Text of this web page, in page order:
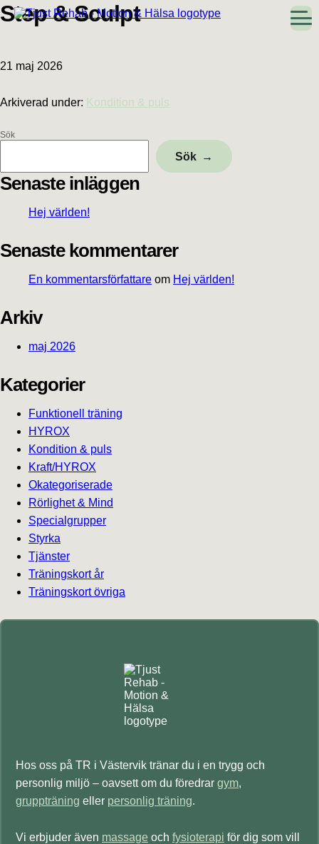
Hoppa
till
Hoppa
till
Hoppa
till
Hoppa
till
Step & Sculpt
21 maj 2026
Arkiverad under: Kondition & puls
Primärt
Sök
Sök
Senaste inläggen
Hej världen!
Senaste kommentarer
En kommentarsförfattare om Hej världen!
Arkiv
maj 2026
Kategorier
Funktionell träning
HYROX
Kondition & puls
Kraft/HYROX
Okategoriserade
Rörlighet & Mind
Specialgrupper
Styrka
Tjänster
Träningskort år
Träningskort övriga
Hos oss på TR i Västervik tränar du i en trygg och
personlig miljö – oavsett om du föredrar gym,
gruppträning eller personlig träning.
Vi erbjuder även massage och fysioterapi för dig som vill